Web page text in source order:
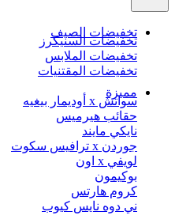
تخفيضات الصيف
تخفيضات السنيكرز
تخفيضات الملابس
تخفيضات المقتنيات
مميزة
سواتش x أوديمار بيغيه
حقائب هيرميس
نايكي مايند
جوردن x ترافيس سكوت
لويفي x اون
بوكيمون
كروم هارتس
ني دوه نايس كيوب